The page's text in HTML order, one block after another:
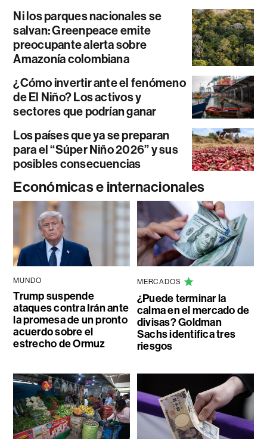
Ni los parques nacionales se
salvan: Greenpeace emite
preocupante alerta sobre
Amazonía colombiana
¿Cómo invertir ante el fenómeno
de El Niño? Los activos y
sectores que podrían ganar
Los países que ya se preparan
para el “Súper Niño 2026” y sus
posibles consecuencias
Económicas e internacionales
MUNDO
Trump suspende
ataques contra Irán ante
la promesa de un pronto
acuerdo sobre el
estrecho de Ormuz
MERCADOS
¿Puede terminar la
calma en el mercado de
divisas? Goldman
Sachs identifica tres
riesgos